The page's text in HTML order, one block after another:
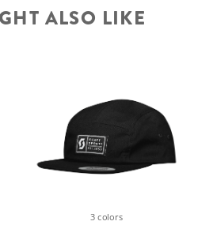
ALSO LIKE
3 colors